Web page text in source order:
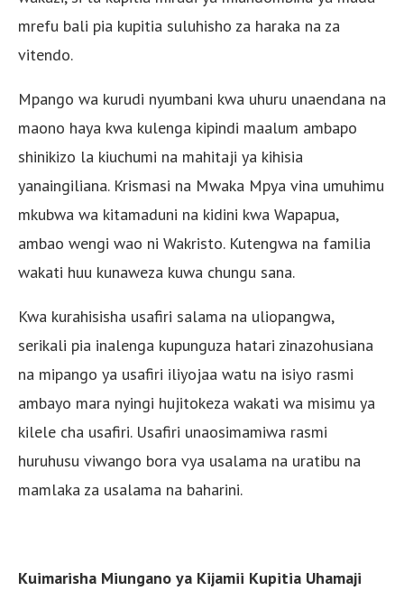
mrefu bali pia kupitia suluhisho za haraka na za
vitendo.
Mpango wa kurudi nyumbani kwa uhuru unaendana na
maono haya kwa kulenga kipindi maalum ambapo
shinikizo la kiuchumi na mahitaji ya kihisia
yanaingiliana. Krismasi na Mwaka Mpya vina umuhimu
mkubwa wa kitamaduni na kidini kwa Wapapua,
ambao wengi wao ni Wakristo. Kutengwa na familia
wakati huu kunaweza kuwa chungu sana.
Kwa kurahisisha usafiri salama na uliopangwa,
serikali pia inalenga kupunguza hatari zinazohusiana
na mipango ya usafiri iliyojaa watu na isiyo rasmi
ambayo mara nyingi hujitokeza wakati wa misimu ya
kilele cha usafiri. Usafiri unaosimamiwa rasmi
huruhusu viwango bora vya usalama na uratibu na
mamlaka za usalama na baharini.
Kuimarisha Miungano ya Kijamii Kupitia Uhamaji